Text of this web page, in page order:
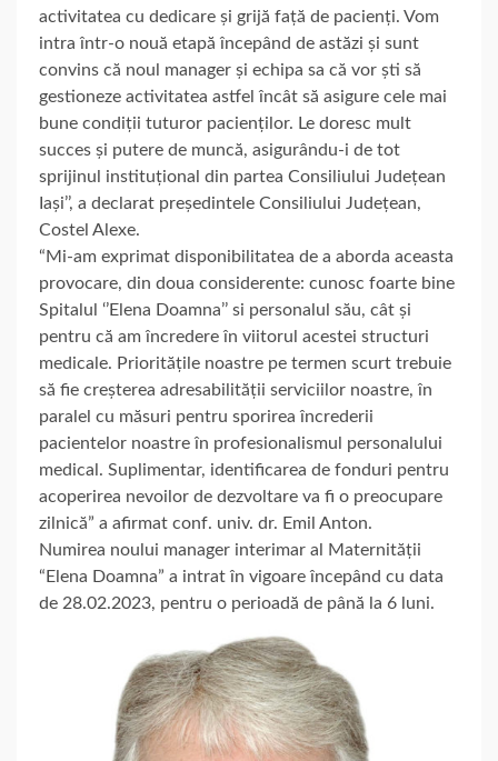
activitatea cu dedicare și grijă față de pacienți. Vom
intra într-o nouă etapă începând de astăzi și sunt
convins că noul manager și echipa sa că vor ști să
gestioneze activitatea astfel încât să asigure cele mai
bune condiții tuturor pacienților. Le doresc mult
succes și putere de muncă, asigurându-i de tot
sprijinul instituțional din partea Consiliului Județean
Iași’’, a declarat președintele Consiliului Județean,
Costel Alexe.
“Mi-am exprimat disponibilitatea de a aborda aceasta
provocare, din doua considerente: cunosc foarte bine
Spitalul ‘’Elena Doamna’’ si personalul său, cât și
pentru că am încredere în viitorul acestei structuri
medicale. Prioritățile noastre pe termen scurt trebuie
să fie creșterea adresabilității serviciilor noastre, în
paralel cu măsuri pentru sporirea încrederii
pacientelor noastre în profesionalismul personalului
medical. Suplimentar, identificarea de fonduri pentru
acoperirea nevoilor de dezvoltare va fi o preocupare
zilnică” a afirmat conf. univ. dr. Emil Anton.
Numirea noului manager interimar al Maternității
“Elena Doamna” a intrat în vigoare începând cu data
de 28.02.2023, pentru o perioadă de până la 6 luni.